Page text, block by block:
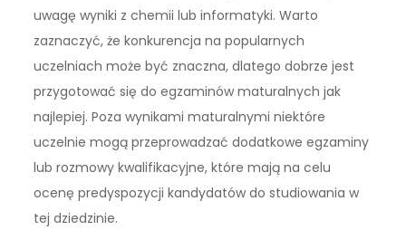
uwagę wyniki z chemii lub informatyki. Warto
zaznaczyć, że konkurencja na popularnych
uczelniach może być znaczna, dlatego dobrze jest
przygotować się do egzaminów maturalnych jak
najlepiej. Poza wynikami maturalnymi niektóre
uczelnie mogą przeprowadzać dodatkowe egzaminy
lub rozmowy kwalifikacyjne, które mają na celu
ocenę predyspozycji kandydatów do studiowania w
tej dziedzinie.